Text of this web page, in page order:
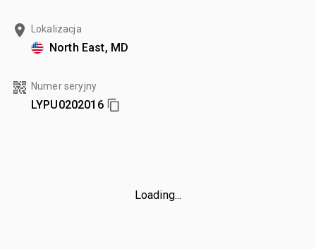
Lokalizacja
North East, MD
Numer seryjny
LYPU0202016
Loading...